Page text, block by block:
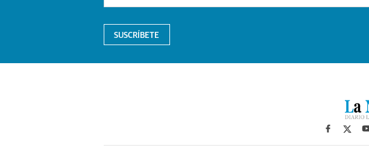
SUSCRÍBETE